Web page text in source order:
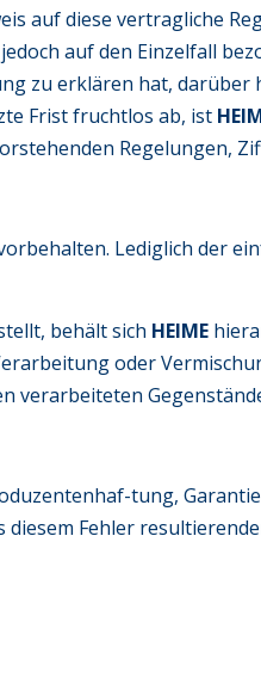
auf diese vertragliche
auf den Einzelfall
zu erklären hat, darüber
Frist fruchtlos ab, ist
Regelungen,
Lediglich der
behält sich HEIME
oder
verarbeiteten
tung,
diesem Fehler